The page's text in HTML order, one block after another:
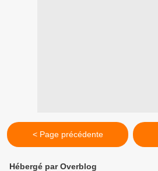
< Page précédente
Hébergé par Overblog